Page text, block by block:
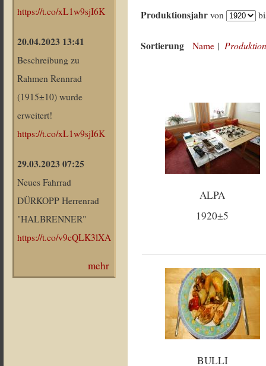
https://t.co/xL1w9sjI6K
20.04.2023 13:41
Beschreibung zu
Rahmen Rennrad
(1915±10) wurde
erweitert!
https://t.co/xL1w9sjI6K
29.03.2023 07:25
Neues Fahrrad
DÜRKOPP Herrenrad
"HALBRENNER"
https://t.co/v9cQLK3lXA
mehr
Produktionsjahr von
Sortierung Name |
ALPA
1920±5
BULLI